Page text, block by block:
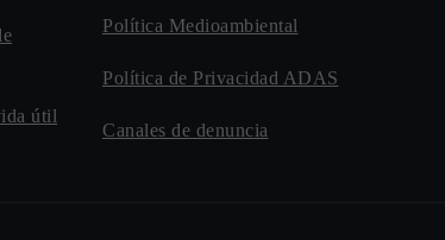
útil
Política Medioambiental
Política de Privacidad ADAS
Canales de denuncia